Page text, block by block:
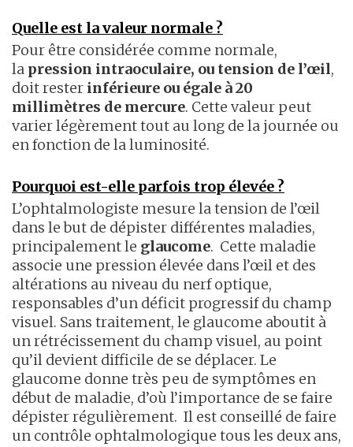
Quelle est la valeur normale ?
Pour être considérée comme normale,
la pression intraoculaire, ou tension de l’œil,
doit rester inférieure ou égale à 20
millimètres de mercure. Cette valeur peut
varier légèrement tout au long de la journée ou
en fonction de la luminosité.
Pourquoi est-elle parfois trop élevée ?
L’ophtalmologiste mesure la tension de l’œil
dans le but de dépister différentes maladies,
principalement le glaucome. Cette maladie
associe une pression élevée dans l’œil et des
altérations au niveau du nerf optique,
responsables d’un déficit progressif du champ
visuel. Sans traitement, le glaucome aboutit à
un rétrécissement du champ visuel, au point
qu’il devient difficile de se déplacer. Le
glaucome donne très peu de symptômes en
début de maladie, d’où l’importance de se faire
dépister régulièrement. Il est conseillé de faire
un contrôle ophtalmologique tous les deux ans,